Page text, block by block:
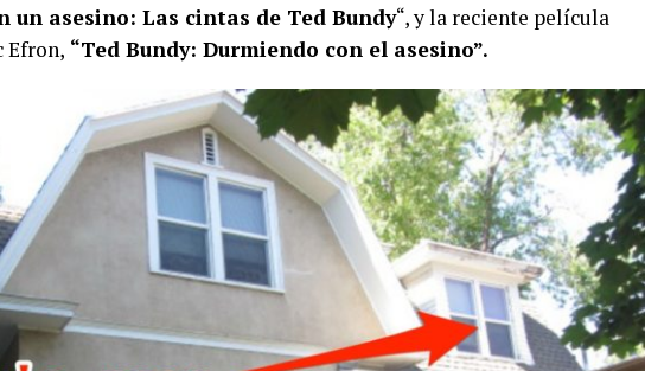
un asesino: Las cintas de Ted Bundy“, y la reciente película
Efron, “Ted Bundy: Durmiendo con el asesino”.